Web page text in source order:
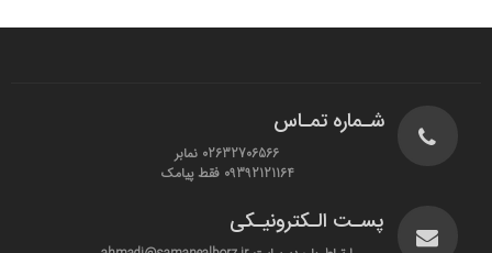
شـماره تمـاس
02632706566 نمابر
09392121164 فقط پیامک
پسـت الـکترونیـکی